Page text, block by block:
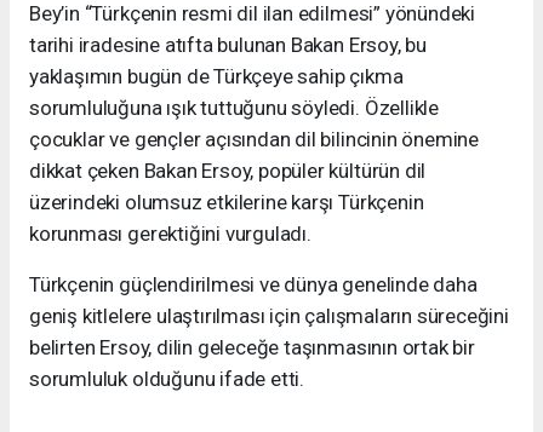
Bey’in “Türkçenin resmi dil ilan edilmesi” yönündeki
tarihi iradesine atıfta bulunan Bakan Ersoy, bu
yaklaşımın bugün de Türkçeye sahip çıkma
sorumluluğuna ışık tuttuğunu söyledi. Özellikle
çocuklar ve gençler açısından dil bilincinin önemine
dikkat çeken Bakan Ersoy, popüler kültürün dil
üzerindeki olumsuz etkilerine karşı Türkçenin
korunması gerektiğini vurguladı.
Türkçenin güçlendirilmesi ve dünya genelinde daha
geniş kitlelere ulaştırılması için çalışmaların süreceğini
belirten Ersoy, dilin geleceğe taşınmasının ortak bir
sorumluluk olduğunu ifade etti.